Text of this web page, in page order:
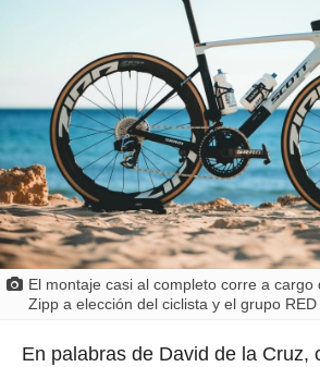
El montaje casi al completo corre a cargo
Zipp a elección del ciclista y el grupo RED
En palabras de David de la Cruz,